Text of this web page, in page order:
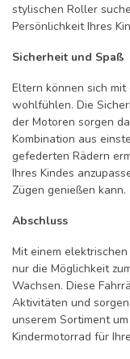
stylischen Roller
Persönlichkeit Ihres
Sicherheit und Spaß
Eltern können sich
wohlfühlen. Die
der Motoren sorgen
Kombination aus
gefederten Rädern
Ihres Kindes
Zügen genießen kann.
Abschluss
Mit einem
nur die Möglichkeit
Wachsen. Diese
Aktivitäten und
unserem Sortiment
Kindermotorrad für